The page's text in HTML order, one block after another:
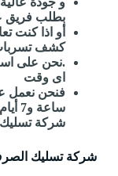
بطلب فريق
أو اذا كنت
كشف تسربات
.نحن على
اى وقت
شركة
شركة تسليك